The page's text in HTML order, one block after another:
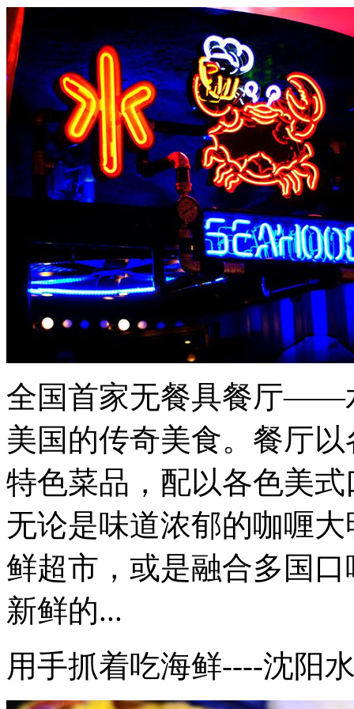
全国首家无餐具餐厅——
美国的传奇美食。餐厅
特色菜品，配以各色美
无论是味道浓郁的咖喱
鲜超市，或是融合多国
新鲜的...
用手抓着吃海鲜----沈阳